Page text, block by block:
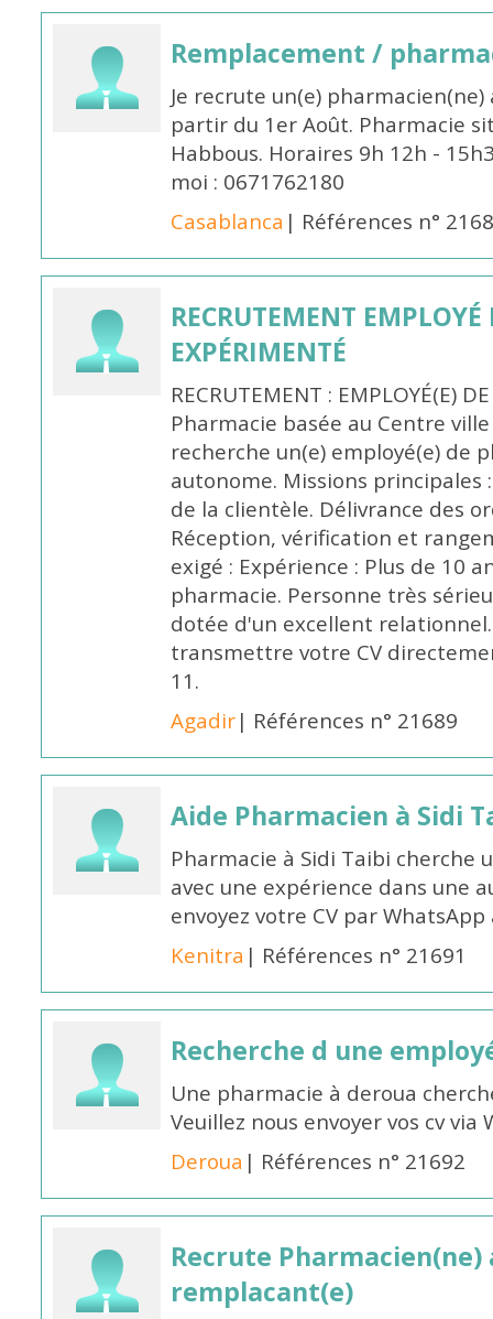
Remplacement /
Je recrute un(e)
partir du 1er Août. Pharmacie
Habbous. Horaires 9h 12h -
moi : 0671762180
Casablanca | Références n°
RECRUTEMENT
EXPÉRIMENTÉ
RECRUTEMENT : EMPLOYÉ(E)
Pharmacie basée au Centre ville
recherche un(e) employé(e) de
autonome. Missions principales
de la clientèle. Délivrance des
Réception, vérification et
exigé : Expérience : Plus de 10
pharmacie. Personne très
dotée d'un excellent
transmettre votre CV
11.
Agadir| Références n° 21689
Aide Pharmacien à Sidi
Pharmacie à Sidi Taibi cherche
avec une expérience dans une
envoyez votre CV par
Kenitra | Références n° 21691
Recherche d une
Une pharmacie à deroua
Veuillez nous envoyer vos cv via
Deroua | Références n° 21692
Recrute
remplacant(e)